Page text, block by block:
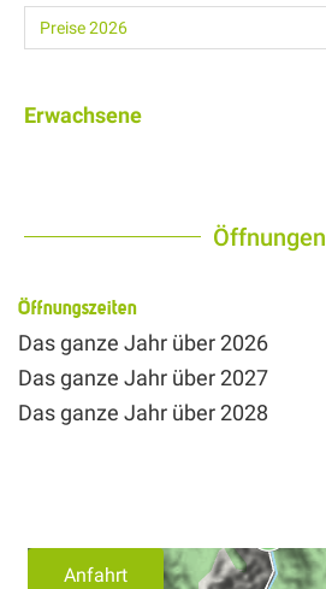
Erwachsene
Öffnungen
Öffnungszeiten
Das ganze Jahr über 2026
Das ganze Jahr über 2027
Das ganze Jahr über 2028
Anfahrt